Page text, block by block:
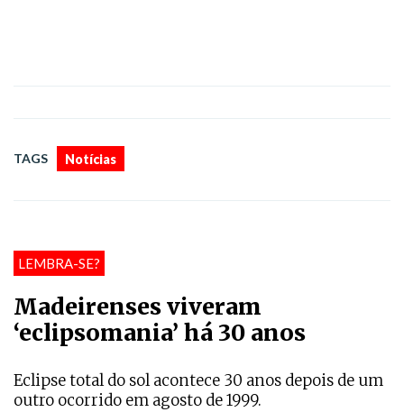
TAGS Notícias
LEMBRA-SE?
Madeirenses viveram
‘eclipsomania’ há 30 anos
Eclipse total do sol acontece 30 anos depois de um
outro ocorrido em agosto de 1999.